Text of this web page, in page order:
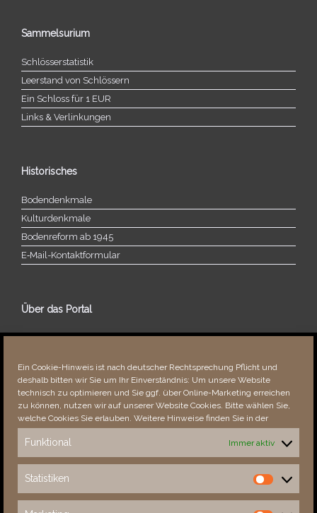
Ein Cookie-Hinweis ist nach deutscher Rechtsprechung Pflicht und
deshalb bitten wir Sie um Ihr Einverständnis: Um unsere Website
technisch zu optimieren und Sie ggf. über Online-Marketing erreichen
zu können, nutzen wir auf unserer Website Cookies. Bitte wählen Sie,
welche Cookies Sie erlauben. Weitere Hinweise finden Sie in der
Funktional Immer aktiv
Statistiken
Statistiken
Sammelsurium
Schlösserstatistik
Leerstand von Schlössern
Ein Schloss für 1 EUR
Links & Verlinkungen
Historisches
Bodendenkmale
Kulturdenkmale
Bodenreform ab 1945
E‑Mail-​​Kontaktformular
Über das Portal
Über dieses Portal
Fehler bemerkt?
Besucher seit 08/​2021